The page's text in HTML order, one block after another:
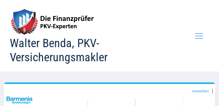
Inhalt
springen
Walter Benda, PKV-
Versicherungsmakler